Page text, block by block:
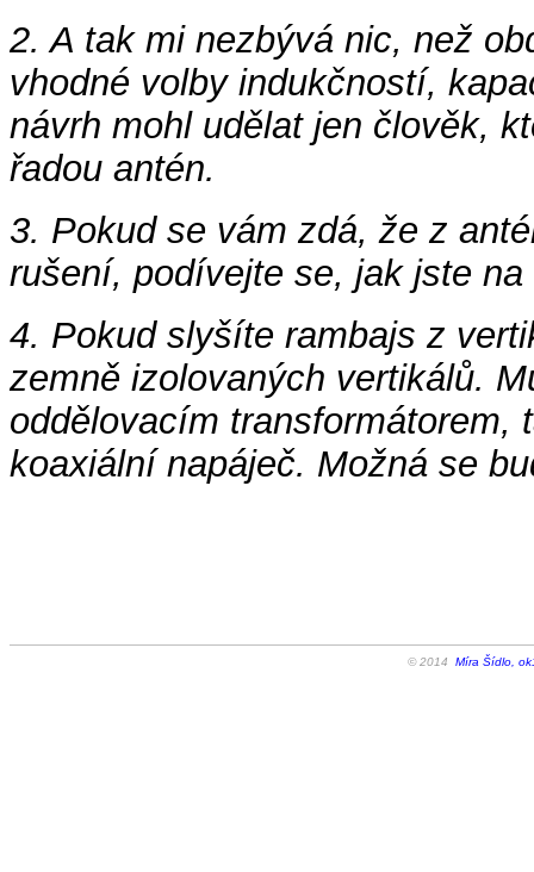
2. A tak mi nezbývá nic, než
vhodné volby indukčností,
návrh mohl udělat jen člověk,
řadou antén.
3. Pokud se vám zdá, že z
rušení, podívejte se, jak jste
4. Pokud slyšíte rambajs z
zemně izolovaných vertikálů.
oddělovacím transformátorem,
koaxiální napáječ. Možná se
© 2014 Míra Šídlo,